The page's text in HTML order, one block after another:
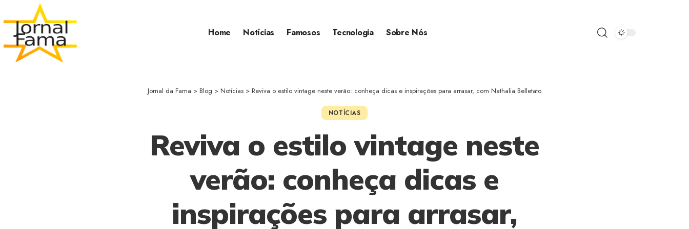
Home Notícias Famosos Tecnologia Sobre Nós
Jornal da Fama > Blog > Notícias > Reviva o estilo vintage neste verão: conheça dicas e inspirações para arrasar, com Nathalia Belletato
NOTÍCIAS
Reviva o estilo vintage neste
verão: conheça dicas e
inspirações para arrasar,